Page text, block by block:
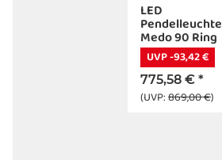
LED
Pendelleuchte
Medo 90 Ring
UVP -93,42 €
775,58 € *
(UVP:869,00 €)